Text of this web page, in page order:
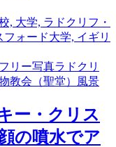
フリー写真ラドクリ
教会（聖堂） 風景
ー・クリス
の噴水でア